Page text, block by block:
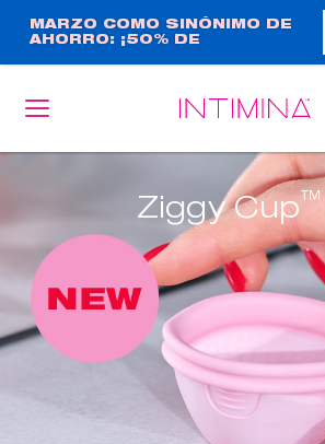
contenido
principal
MARZO COMO SINÓNIMO DE
AHORRO: ¡50% DE
TAMAÑO NORMAL!
Ziggy Cup™